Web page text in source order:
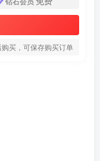
买，可保存购买订单